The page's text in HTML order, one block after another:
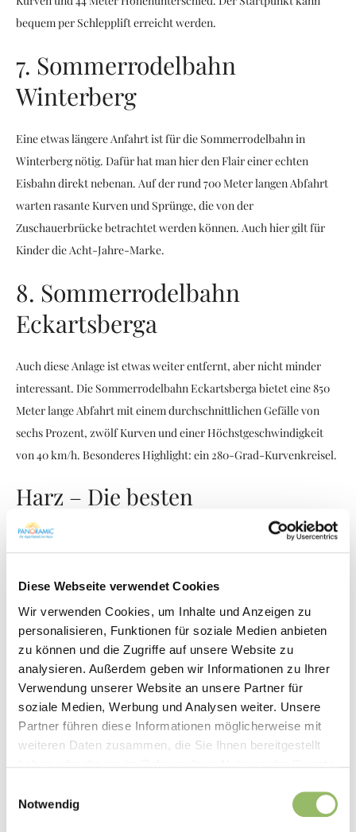
Diese Webseite verwendet Cookies
Wir verwenden Cookies, um Inhalte und Anzeigen zu
personalisieren, Funktionen für soziale Medien anbieten
zu können und die Zugriffe auf unsere Website zu
analysieren. Außerdem geben wir Informationen zu Ihrer
Verwendung unserer Website an unsere Partner für
soziale Medien, Werbung und Analysen weiter. Unsere
Partner führen diese Informationen möglicherweise mit
weiteren Daten zusammen, die Sie Ihnen bereitgestellt
Notwendig
bequem per Schlepplift erreicht werden.
7. Sommerrodelbahn
Winterberg
Eine etwas längere Anfahrt ist für die Sommerrodelbahn in
Winterberg nötig. Dafür hat man hier den Flair einer echten
Eisbahn direkt nebenan. Auf der rund 700 Meter langen Abfahrt
warten rasante Kurven und Sprünge, die von der
Zuschauerbrücke betrachtet werden können. Auch hier gilt für
Kinder die Acht-Jahre-Marke.
8. Sommerrodelbahn
Eckartsberga
Auch diese Anlage ist etwas weiter entfernt, aber nicht minder
interessant. Die Sommerrodelbahn Eckartsberga bietet eine 850
Meter lange Abfahrt mit einem durchschnittlichen Gefälle von
sechs Prozent, zwölf Kurven und einer Höchstgeschwindigkeit
von 40 km/h. Besonderes Highlight: ein 280-Grad-Kurvenkreisel.
Harz – Die besten
Sommerrodelbahnen nicht nur
für Kinder
Die Allwetterrodelbahnen im Harz stellen ein echtes Highlight für
Urlauber dar. Sie bieten eine perfekte Mischung aus Nervenkitzel
und Naturgenuss. Diese Rodelbahnen, von Alpine Coasters bis hin
zu traditionelleren Schienenrodelbahnen, sind ideal für
Adrenalinjunkies und Familien mit großen und kleinen Kindern
gleichermaßen. Sie schlängeln sich durch die idyllische
Landschaft des Harzes und bieten einzigartige Erlebnisse, die in
Erinnerung bleiben.
Ein besonderes Merkmal der Harzer Freizeitrodelbahnen ist die
Kombination aus spannenden Fahrten und beeindruckenden